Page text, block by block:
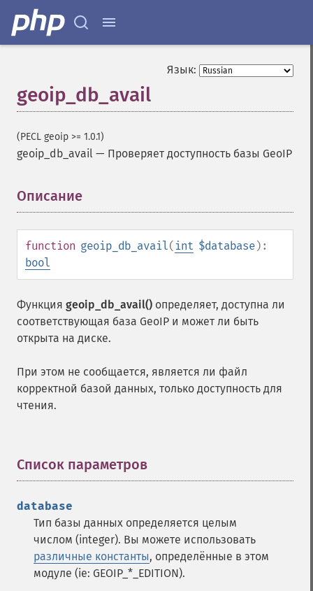
Язык:
geoip_db_avail
(PECL geoip >= 1.0.1)
geoip_db_avail — Проверяет доступность базы GeoIP
Описание
function geoip_db_avail( int $database):
bool
Функция geoip_db_avail() определяет, доступна ли
соответствующая база GeoIP и может ли быть
открыта на диске.
При этом не сообщается, является ли файл
корректной базой данных, только доступность для
чтения.
Список параметров
database
Тип базы данных определяется целым
числом (integer). Вы можете использовать
различные константы, определённые в этом
модуле (ie: GEOIP_*_EDITION).